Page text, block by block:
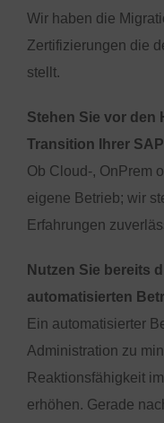
Wir haben die
Zertifizierungen die
stellt.
Stehen Sie vor den
Transition Ihrer
Ob Cloud-, OnPrem
eigene Betrieb; wir
Erfahrungen
Nutzen Sie bereits
automatisierten
Ein automatisierter
Administration zu
Reaktionsfähigkeit
erhöhen. Gerade